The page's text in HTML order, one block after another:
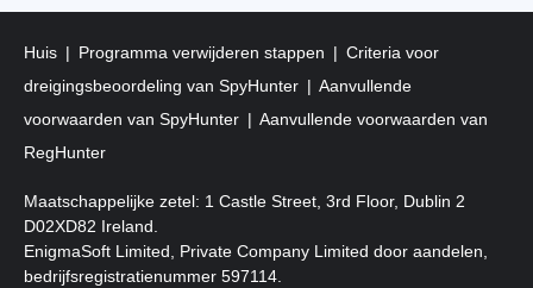
Huis Programma verwijderen stappen
Criteria voor
dreigingsbeoordeling van SpyHunter
Aanvullende
voorwaarden van SpyHunter
Aanvullende voorwaarden van
RegHunter
Maatschappelijke zetel: 1 Castle Street, 3rd Floor, Dublin 2
D02XD82 Ireland.
EnigmaSoft Limited, Private Company Limited door aandelen,
bedrijfsregistratienummer 597114.